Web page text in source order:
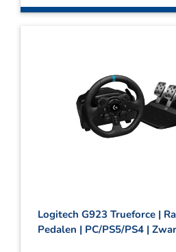
Logitech G923 Trueforce |
Pedalen | PC/PS5/PS4 |